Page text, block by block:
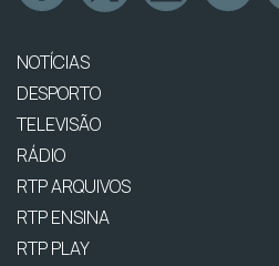
NOTÍCIAS
DESPORTO
TELEVISÃO
RÁDIO
RTP ARQUIVOS
RTP ENSINA
RTP PLAY